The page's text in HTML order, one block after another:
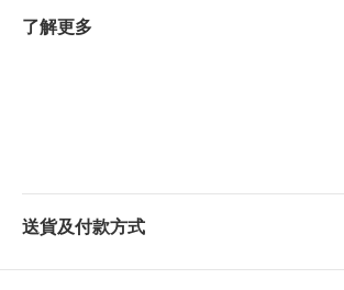
了解更多
送貨及付款方式